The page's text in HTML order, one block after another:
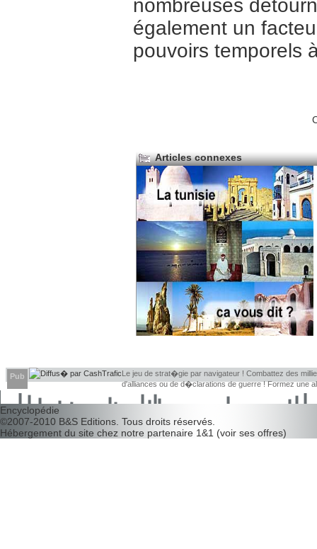
nombreuses
également un
pouvoirs temporels
Articles connexes
Pub
Le jeu de strat�gie par navigateur ! Combattez des
d'alliances ou de d�clarations de guerre ! Formez une
d�couvrir leurs faiblesses !
Encyclopédie
©2007-2010 B&S Editions . Tous droits réservés.
Hébergement du site chez notre partenaire 1&1 (voir ses offres)